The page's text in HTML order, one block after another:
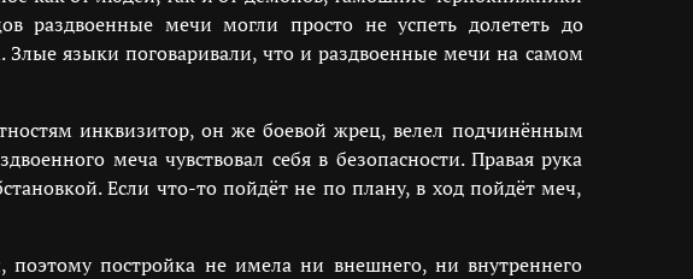
раздвоенные мечи могли просто не успеть долететь до
языки поговаривали, что и раздвоенные мечи на самом
инквизитор, он же боевой жрец, велел подчинённым
меча чувствовал себя в безопасности. Правая рука
Если что-то пойдёт не по плану, в ход пойдёт меч,
постройка не имела ни внешнего, ни внутреннего